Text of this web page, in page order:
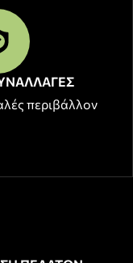
περιβάλλον